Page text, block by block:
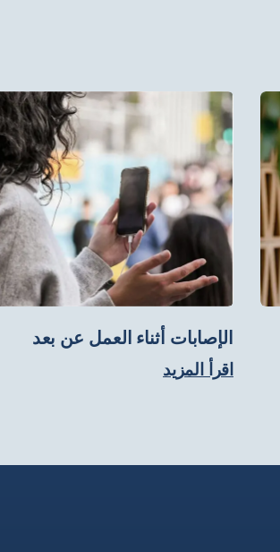
الإصابات أثناء العمل عن بعد
اقرأ المزيد